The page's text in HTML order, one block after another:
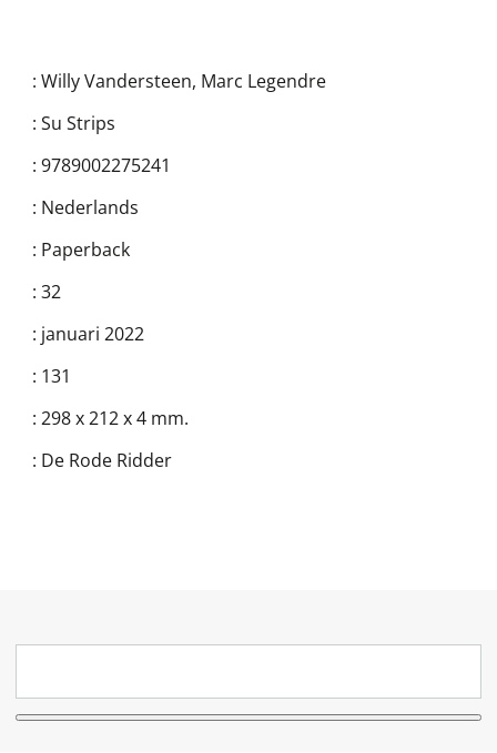
: Willy Vandersteen, Marc Legendre
: Su Strips
: 9789002275241
: Nederlands
: Paperback
: 32
: januari 2022
: 131
: 298 x 212 x 4 mm.
: De Rode Ridder